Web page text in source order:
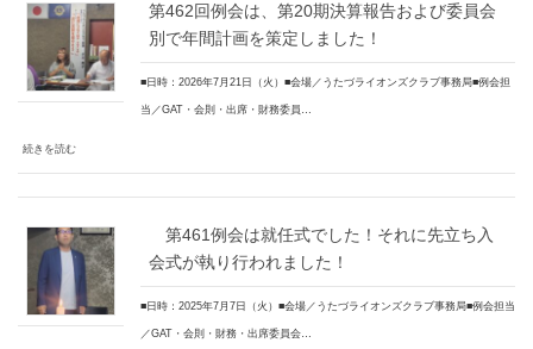
第462回例会は、第20期決算報告および委員会
別で年間計画を策定しました！
■日時：2026年7月21日（火）■会場／うたづライオンズクラブ事務局■例会担
当／GAT・会則・出席・財務委員…
続きを読む
第461例会は就任式でした！それに先立ち入
会式が執り行われました！
■日時：2025年7月7日（火）■会場／うたづライオンズクラブ事務局■例会担当
／GAT・会則・財務・出席委員会…